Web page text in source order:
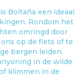
Boltaña een ideaal
Rondom het
omringd door
op de fiets of te
bergen leiden.
in de wilde
klimmen in de